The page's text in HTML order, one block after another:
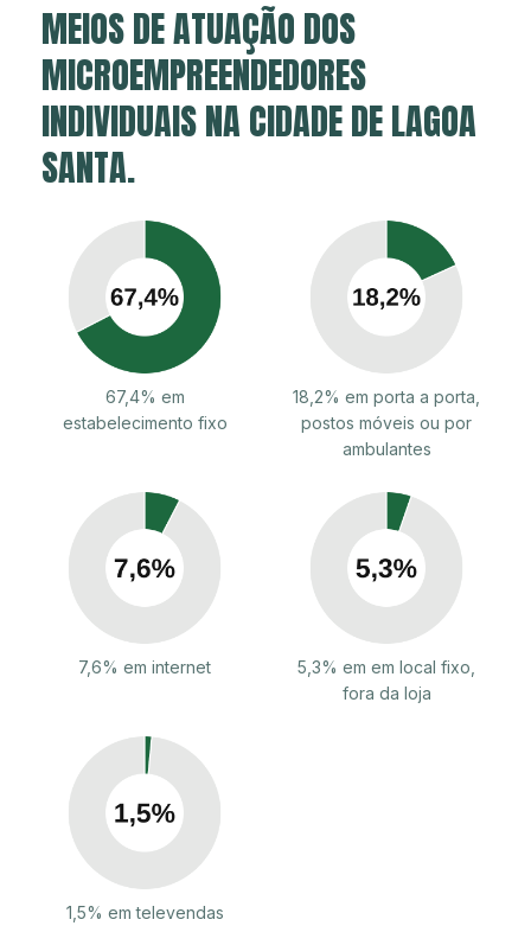
MEIOS DE ATUAÇÃO DOS
MICROEMPREENDEDORES
INDIVIDUAIS NA CIDADE DE LAGOA
SANTA.
67,4% em
estabelecimento fixo
18,2% em porta a porta,
postos móveis ou por
ambulantes
7,6% em internet
5,3% em em local fixo,
fora da loja
1,5% em televendas